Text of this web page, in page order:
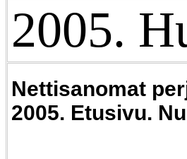
2005.
Nettisanomat
2005. Etusivu.